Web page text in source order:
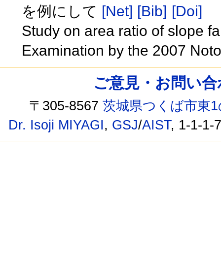
を例にして [Net] [Bib] [Doi]
Study on area ratio of slope
Examination by the 2007
ご意見・お問い
〒305-8567茨城県つくば市東
Dr. Isoji MIYAGI, GSJ/AIST, 1-1-1-